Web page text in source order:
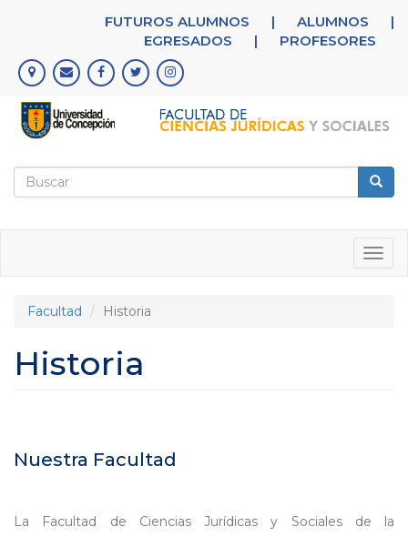
principal
FUTUROS ALUMNOS | ALUMNOS
|
EGRESADOS
| PROFESORES
Formulario
Facultad Historia
Historia
Nuestra Facultad
La Facultad de Ciencias Jurídicas y Sociales de la